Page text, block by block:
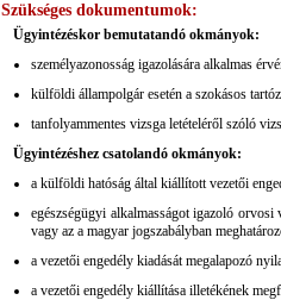
Szükséges dokumentumok:
Ügyintézéskor bemutatandó okmányok:
személyazonosság igazolására alkalmas
külföldi állampolgár esetén a szokásos
tanfolyammentes vizsga letételéről szóló
Ügyintézéshez csatolandó okmányok:
a külföldi hatóság által kiállított vezetői
egészségügyi alkalmasságot igazoló orvosi
vagy az a magyar jogszabályban
a vezetői engedély kiadását megalapozó
a vezetői engedély kiállítása illetékének